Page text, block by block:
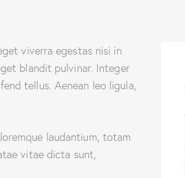
viverra egestas nisi in
blandit pulvinar. Integer
tellus. Aenean leo ligula,
laudantium, totam
vitae dicta sunt,